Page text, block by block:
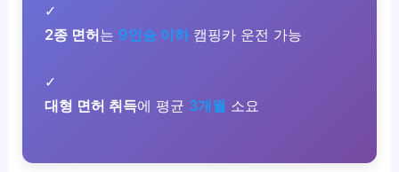
✓
2종 면허는 9인승 이하 캠핑카 운전 가능
✓
대형 면허 취득에 평균 3개월 소요